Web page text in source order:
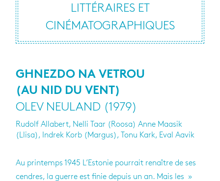
LITTÉRAIRES ET
CINÉMATOGRAPHIQUES
GHNEZDO NA VETROU
(AU NID DU VENT)
OLEV NEULAND (1979)
Rudolf Allabert, Nelli Taar (Roosa) Anne Maasik
(Llisa), Indrek Korb (Margus), Tonu Kark, Eval Aavik
Au printemps 1945 L’Estonie pourrait renaître de ses
cendres, la guerre est finie depuis un an. Mais les »